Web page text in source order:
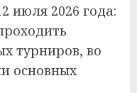
июля 2026 года:
турниров, во
основных